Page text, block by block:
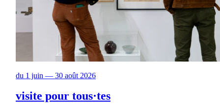
du 1 juin — 30 août 2026
visite pour tous·tes